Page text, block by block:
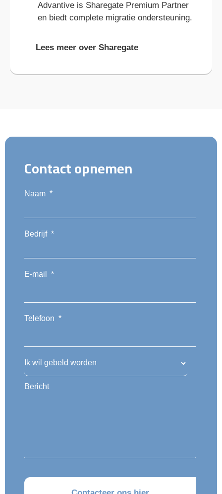
Advantive is Sharegate Premium Partner
en biedt complete migratie ondersteuning.
Lees meer over Sharegate
Contact opnemen
Naam *
Bedrijf *
E-mail *
Telefoon *
Ik wil gebeld worden
Bericht
CAPTCHA